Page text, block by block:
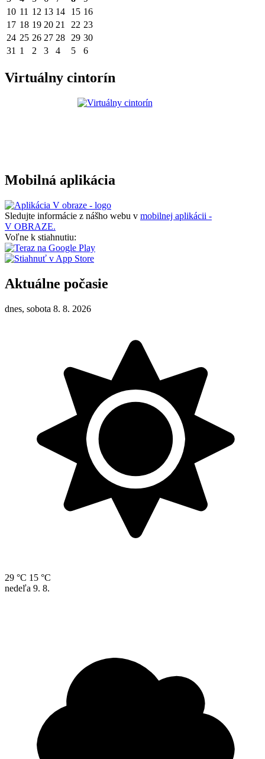
10 11 12 13 14 15 16
17 18 19 20 21 22 23
24 25 26 27 28 29 30
31 1 2 3 4 5 6
Virtuálny cintorín
Mobilná aplikácia
Sledujte informácie z nášho webu v mobilnej aplikácii -
V OBRAZE.
Voľne k stiahnutiu:
Aktuálne počasie
dnes, sobota 8. 8. 2026
29 °C 15 °C
nedeľa 9. 8.